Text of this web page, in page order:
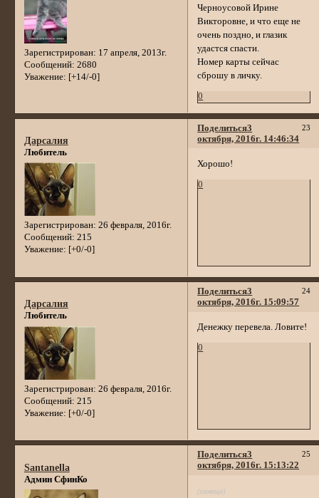
Зарегистрирован: 17 апреля, 2013г.
Сообщений: 2680
Уважение: [+14/-0]
Черноусовой Ирине
Викторовне, и что еще не
очень поздно, и глазик
удастся спасти.
Номер карты сейчас
сброшу в личку.
0
Поделиться 23
3
октября, 2016г. 14:46:34
Дарсалия
Любитель
Зарегистрирован: 26 февраля, 2016г.
Сообщений: 215
Уважение: [+0/-0]
Хорошо!
0
Поделиться 24
3
октября, 2016г. 15:09:57
Дарсалия
Любитель
Зарегистрирован: 26 февраля, 2016г.
Сообщений: 215
Уважение: [+0/-0]
Денежку перевела. Ловите!
0
Поделиться 25
3
октября, 2016г. 15:13:22
Santanella
Админ СфинКо
(зловеще)